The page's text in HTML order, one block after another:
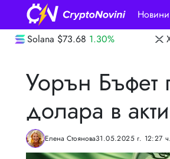
Новини
XRP $1.02 -1.10%
Уорън Бъфет
долара в
Елена Стоянова31.05.2025 г. 12:27 ч.